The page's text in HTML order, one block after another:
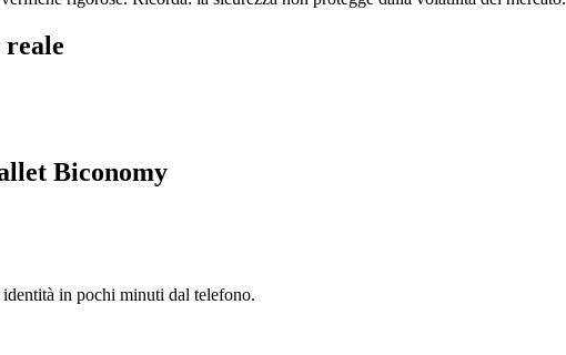
reale
Biconomy
in pochi minuti dal telefono.